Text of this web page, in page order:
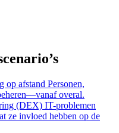
op afstand Personen,
overal.
(DEX) IT-problemen
ze invloed hebben op de